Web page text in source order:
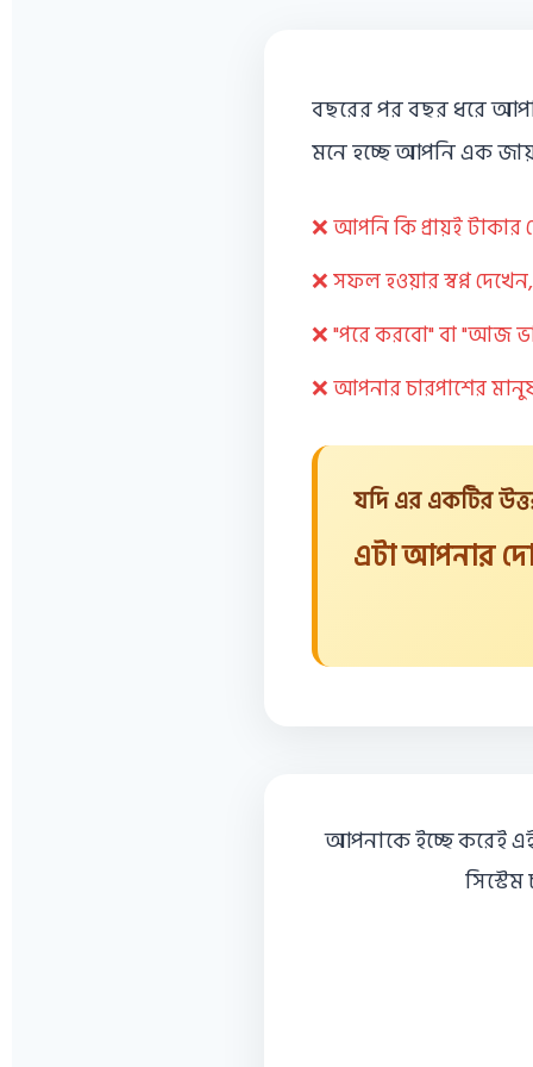
বছরের পর বছর ধরে
মনে হচ্ছে আপনি এক
❌ আপনি কি প্রায়ই
❌ সফল হওয়ার স্বপ্ন
❌ "পরে করবো" বা "আজ
❌ আপনার চারপাশের
যদি এর একটির
এটা আপনার
আপনাকে ইচ্ছে করেই